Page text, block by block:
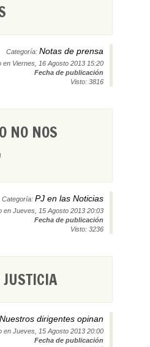
Categoría: Notas de prensa
en Viernes, 16 Agosto 2013 15:20
Fecha de publicación
Visto: 3816
NO NOS
Categoría: PJ en las Noticias
en Jueves, 15 Agosto 2013 20:03
Fecha de publicación
Visto: 3236
Nuestros dirigentes opinan
en Jueves, 15 Agosto 2013 20:00
Fecha de publicación